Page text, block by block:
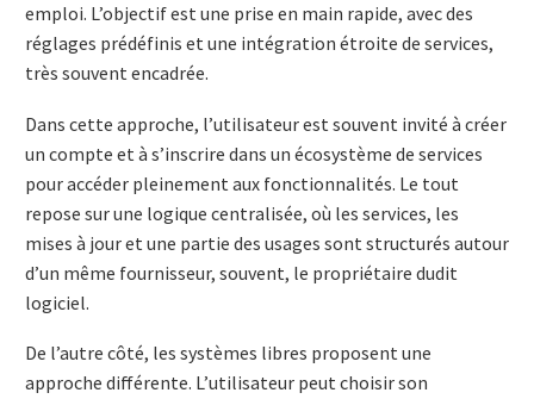
emploi. L’objectif est une prise en main rapide, avec des
réglages prédéfinis et une intégration étroite de services,
très souvent encadrée.
Dans cette approche, l’utilisateur est souvent invité à créer
un compte et à s’inscrire dans un écosystème de services
pour accéder pleinement aux fonctionnalités. Le tout
repose sur une logique centralisée, où les services, les
mises à jour et une partie des usages sont structurés autour
d’un même fournisseur, souvent, le propriétaire dudit
logiciel.
De l’autre côté, les systèmes libres proposent une
approche différente. L’utilisateur peut choisir son